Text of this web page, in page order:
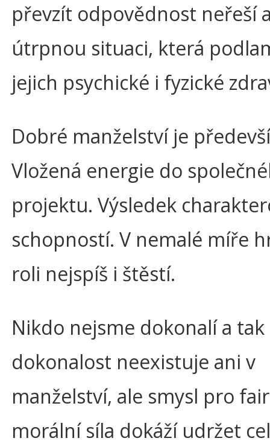
převzít odpovědnost neřeší
útrpnou situaci, která
jejich psychické i fyzické
Dobré manželství je
Vložená energie do
projektu. Výsledek
schopností. V nemalé míře
roli nejspíš i štěstí.
Nikdo nejsme dokonalí a tak
dokonalost neexistuje ani v
manželství, ale smysl pro
morální síla dokáží udržet